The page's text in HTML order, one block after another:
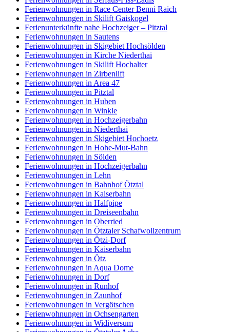
Ferienwohnungen in Race Center Benni Raich
Ferienwohnungen in Skilift Gaiskogel
Ferienunterkünfte nahe Hochzeiger – Pitztal
Ferienwohnungen in Sautens
Ferienwohnungen in Skigebiet Hochsölden
Ferienwohnungen in Kirche Niederthai
Ferienwohnungen in Skilift Hochalter
Ferienwohnungen in Zirbenlift
Ferienwohnungen in Area 47
Ferienwohnungen in Pitztal
Ferienwohnungen in Huben
Ferienwohnungen in Winkle
Ferienwohnungen in Hochzeigerbahn
Ferienwohnungen in Niederthai
Ferienwohnungen in Skigebiet Hochoetz
Ferienwohnungen in Hohe-Mut-Bahn
Ferienwohnungen in Sölden
Ferienwohnungen in Hochzeigerbahn
Ferienwohnungen in Lehn
Ferienwohnungen in Bahnhof Ötztal
Ferienwohnungen in Kaiserbahn
Ferienwohnungen in Halfpipe
Ferienwohnungen in Dreiseenbahn
Ferienwohnungen in Oberried
Ferienwohnungen in Ötztaler Schafwollzentrum
Ferienwohnungen in Ötzi-Dorf
Ferienwohnungen in Kaiserbahn
Ferienwohnungen in Ötz
Ferienwohnungen in Aqua Dome
Ferienwohnungen in Dorf
Ferienwohnungen in Runhof
Ferienwohnungen in Zaunhof
Ferienwohnungen in Vergötschen
Ferienwohnungen in Ochsengarten
Ferienwohnungen in Widiversum